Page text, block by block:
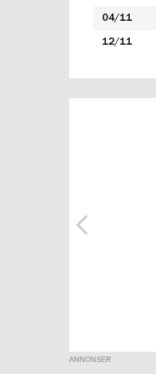
04/11
12/11
ANNONSER